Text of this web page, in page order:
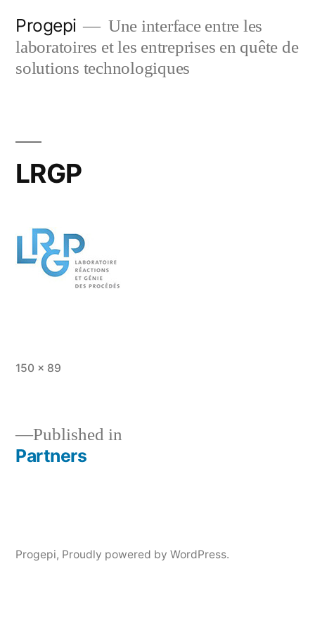
content
Progepi
Une interface entre les
laboratoires et les entreprises en quête de
solutions technologiques
LRGP
Full
150 × 89
Post
Published in
Partners
Progepi, Proudly powered by WordPress.